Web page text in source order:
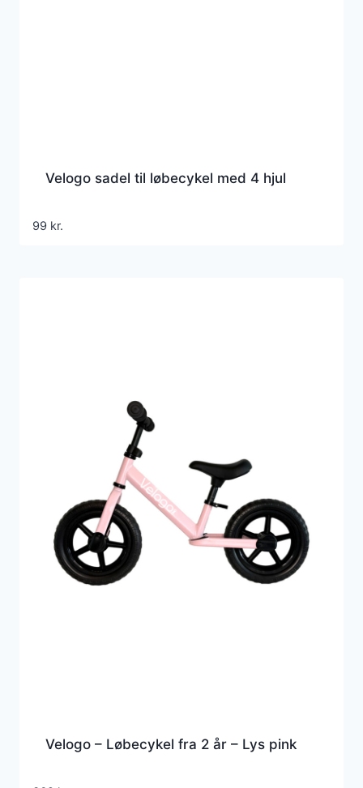
Velogo sadel til løbecykel med 4 hjul
99 kr.
Velogo – Løbecykel fra 2 år – Lys pink